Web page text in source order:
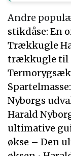
Andre
stikdåse: En
Trækkugle
trækkugle til
Nyborgs
Harald
ultimative
økse – Den